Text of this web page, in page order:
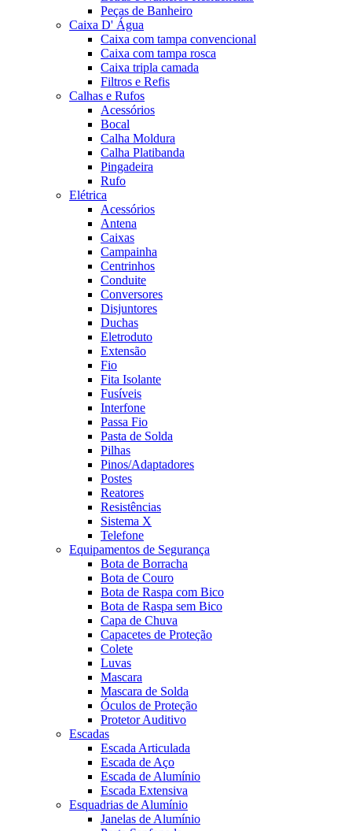
Peças de Banheiro
Caixa D' Água
Caixa com tampa convencional
Caixa com tampa rosca
Caixa tripla camada
Filtros e Refis
Calhas e Rufos
Acessórios
Bocal
Calha Moldura
Calha Platibanda
Pingadeira
Rufo
Elétrica
Acessórios
Antena
Caixas
Campainha
Centrinhos
Conduite
Conversores
Disjuntores
Duchas
Eletroduto
Extensão
Fio
Fita Isolante
Fusíveis
Interfone
Passa Fio
Pasta de Solda
Pilhas
Pinos/Adaptadores
Postes
Reatores
Resistências
Sistema X
Telefone
Equipamentos de Segurança
Bota de Borracha
Bota de Couro
Bota de Raspa com Bico
Bota de Raspa sem Bico
Capa de Chuva
Capacetes de Proteção
Colete
Luvas
Mascara
Mascara de Solda
Óculos de Proteção
Protetor Auditivo
Escadas
Escada Articulada
Escada de Aço
Escada de Alumínio
Escada Extensiva
Esquadrias de Alumínio
Janelas de Alumínio